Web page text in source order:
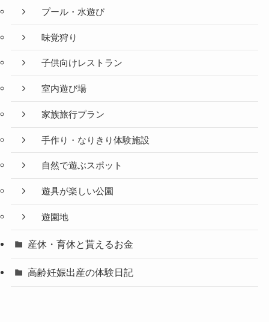
プール・水遊び
味覚狩り
子供向けレストラン
室内遊び場
家族旅行プラン
手作り・なりきり体験施設
自然で遊ぶスポット
遊具が楽しい公園
遊園地
産休・育休と貰えるお金
高齢妊娠出産の体験日記